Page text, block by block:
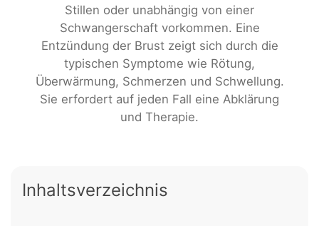
Stillen oder unabhängig von einer
Schwangerschaft vorkommen. Eine
Entzündung der Brust zeigt sich durch die
typischen Symptome wie Rötung,
Überwärmung, Schmerzen und Schwellung.
Sie erfordert auf jeden Fall eine Abklärung
und Therapie.
Inhaltsverzeichnis